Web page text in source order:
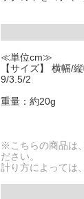
≪単位cm≫
【サイズ】 横幅/
9/3.5/2
重量：約20g
※こちらの商品は
ださい。
計り方によっては